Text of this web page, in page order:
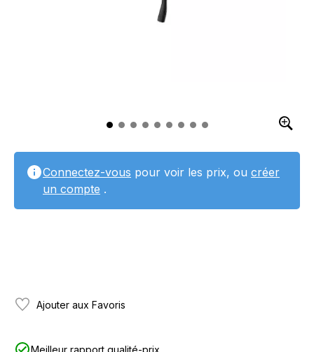
Connectez-vous pour voir les prix, ou créer
un compte .
Ajouter aux Favoris
Meilleur rapport qualité-prix